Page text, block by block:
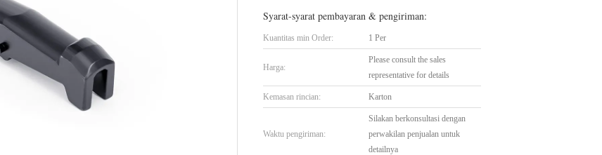
Syarat-syarat pembayaran & pengiriman:
Kuantitas min Order: 1 Per
Harga:
Please consult the sales
representative for details
Kemasan rincian: Karton
Waktu pengiriman:
Silakan berkonsultasi dengan
perwakilan penjualan untuk
detailnya